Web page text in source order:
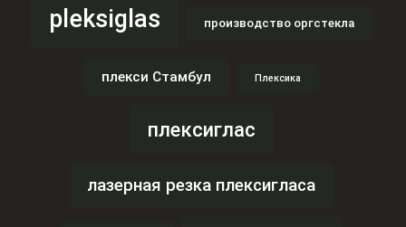
pleksiglas производство оргстекла
плекси Стамбул Плексика
плексиглас
лазерная резка плексигласа